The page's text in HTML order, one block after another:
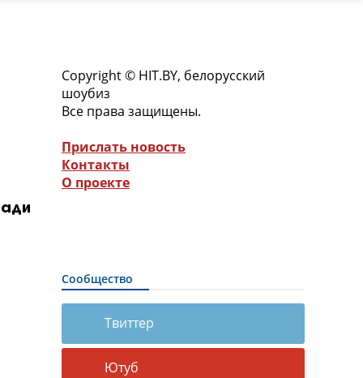
Copyright © HIT.BY, белорусский
шоубиз
Все права защищены.
Прислать новость
Контакты
О проекте
Сообщество
Твиттер
Ютуб